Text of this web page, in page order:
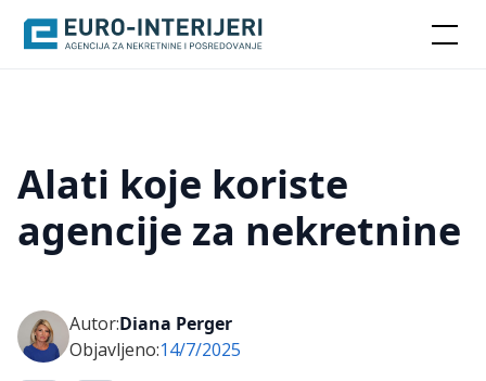
Alati koje koriste
agencije za nekretnine
Autor:Diana Perger
Objavljeno:14/7/2025